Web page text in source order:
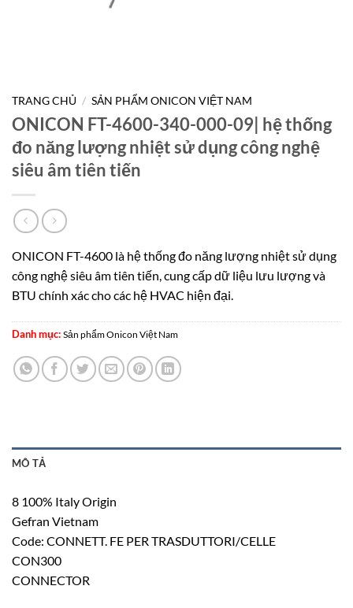
TRANG CHỦ / SẢN PHẨM ONICON VIỆT NAM
ONICON FT-4600-340-000-09| hệ thống
đo năng lượng nhiệt sử dụng công nghệ
siêu âm tiên tiến
ONICON FT-4600 là hệ thống đo năng lượng nhiệt sử dụng
công nghệ siêu âm tiên tiến, cung cấp dữ liệu lưu lượng và
BTU chính xác cho các hệ HVAC hiện đại.
Danh mục: Sản phẩm Onicon Việt Nam
MÔ TẢ
8 100% Italy Origin
Gefran Vietnam
Code: CONNETT. FE PER TRASDUTTORI/CELLE
CON300
CONNECTOR